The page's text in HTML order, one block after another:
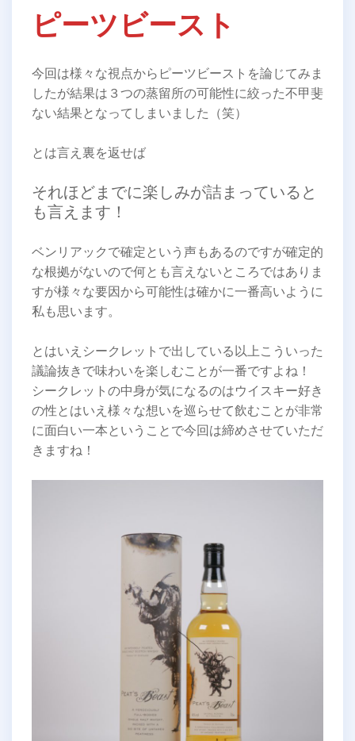
ピーツビースト
今回は様々な視点からピーツビーストを論じてみま
したが結果は３つの蒸留所の可能性に絞った不甲斐
ない結果となってしまいました（笑）
とは言え裏を返せば
それほどまでに楽しみが詰まっていると
も言えます！
ベンリアックで確定という声もあるのですが確定的
な根拠がないので何とも言えないところではありま
すが様々な要因から可能性は確かに一番高いように
私も思います。
とはいえシークレットで出している以上こういった
議論抜きで味わいを楽しむことが一番ですよね！
シークレットの中身が気になるのはウイスキー好き
の性とはいえ様々な想いを巡らせて飲むことが非常
に面白い一本ということで今回は締めさせていただ
きますね！